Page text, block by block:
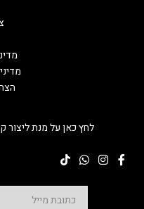
לחץ כאן על מנת ליצור